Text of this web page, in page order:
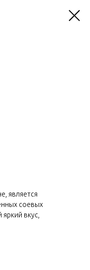
является
соевых
вкус,